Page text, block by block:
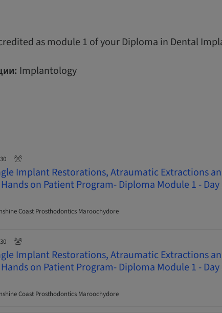
as module 1 of your Diploma in Dental
Implantology
Implant Restorations, Atraumatic Extractions
on Patient Program- Diploma Module 1 - Day
Coast Prosthodontics Maroochydore
Implant Restorations, Atraumatic Extractions
on Patient Program- Diploma Module 1 - Day
Coast Prosthodontics Maroochydore